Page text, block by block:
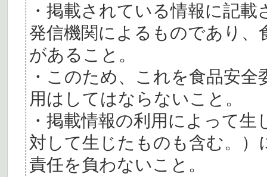
・掲載されている情報に記
発信機関によるものであり、
があること。
・このため、これを食品安
用はしてはならないこと。
・掲載情報の利用によって
対して生じたものも含む。
責任を負わないこと。